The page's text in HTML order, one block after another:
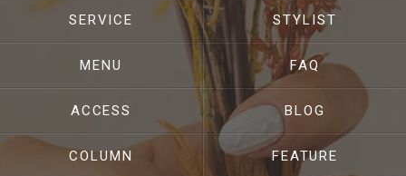
SERVICE STYLIST
MENU FAQ
ACCESS BLOG
COLUMN FEATURE